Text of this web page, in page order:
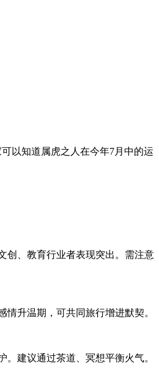
以知道属虎之人在今年7月中的运
、教育行业者表现突出。需注意
升温期，可共同旅行增进默契。
建议通过茶道、冥想平衡火气。